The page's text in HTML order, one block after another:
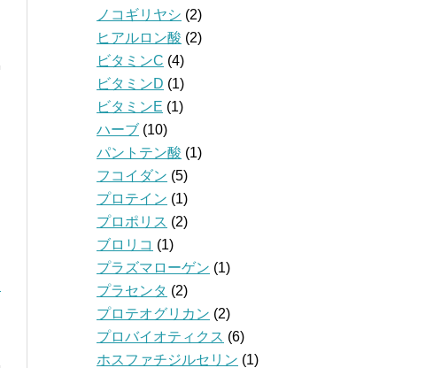
ノコギリヤシ (2)
ヒアルロン酸 (2)
ビタミンC (4)
ビタミンD (1)
ビタミンE (1)
ハーブ (10)
パントテン酸 (1)
フコイダン (5)
プロテイン (1)
プロポリス (2)
ブロリコ (1)
プラズマローゲン (1)
プラセンタ (2)
プロテオグリカン (2)
プロバイオティクス (6)
ホスファチジルセリン (1)